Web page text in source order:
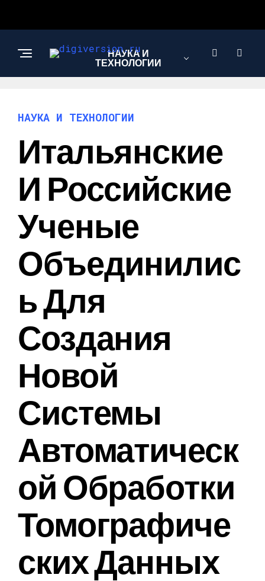
НАУКА И
ТЕХНОЛОГИИ
НАУКА И ТЕХНОЛОГИИ
Итальянские
И Российские
Ученые
Объединилис
Ь Для
Создания
Новой
Системы
Автоматическ
Ой Обработки
Томографиче
Ских Данных